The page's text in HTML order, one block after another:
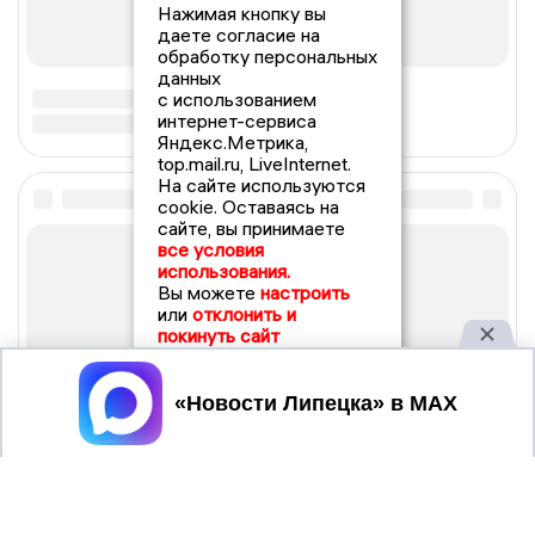
Нажимая кнопку вы
даете согласие на
обработку персональных
данных
с использованием
интернет-сервиса
Яндекс.Метрика,
top.mail.ru, LiveInternet.
На сайте используются
cookie. Оставаясь на
сайте, вы принимаете
все условия
использования.
Вы можете настроить
или отклонить и
покинуть сайт
Принять